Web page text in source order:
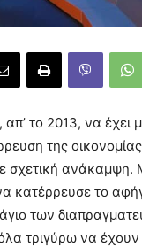
απ’ το 2013, να έχει
της
σχετική ανάκαμψη.
κατέρρευσε το
των
τριγύρω να